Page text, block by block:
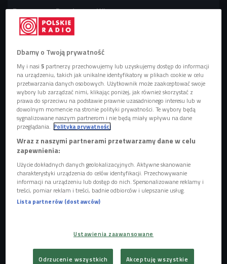
Rozmowa z Bogdanem Witą
Carrantuohill Foto: Fot.: mat. prasowe
Dbamy o Twoją prywatność
My i nasi 5 partnerzy przechowujemy lub uzyskujemy dostęp do informacji
na urządzeniu, takich jak unikalne identyfikatory w plikach cookie w celu
przetwarzania danych osobowych. Użytkownik może zaakceptować swoje
wybory lub zarządzać nimi, klikając poniżej, jak również skorzystać z
prawa do sprzeciwu na podstawie prawnie uzasadnionego interesu lub w
dowolnym momencie na stronie polityki prywatności. Te wybory będą
sygnalizowane naszym partnerom i nie będą miały wpływu na dane
przeglądania.
Polityka prywatności
Wraz z naszymi partnerami przetwarzamy dane w celu
zapewnienia:
Użycie dokładnych danych geolokalizacyjnych. Aktywne skanowanie
charakterystyki urządzenia do celów identyfikacji. Przechowywanie
informacji na urządzeniu lub dostęp do nich. Spersonalizowane reklamy i
treści, pomiar reklam i treści, badnie odbiorców i ulepszanie usług.
Lista partnerów (dostawców)
Ustawienia zaawansowane
Odrzucenie wszystkich Akceptuję wszystkie